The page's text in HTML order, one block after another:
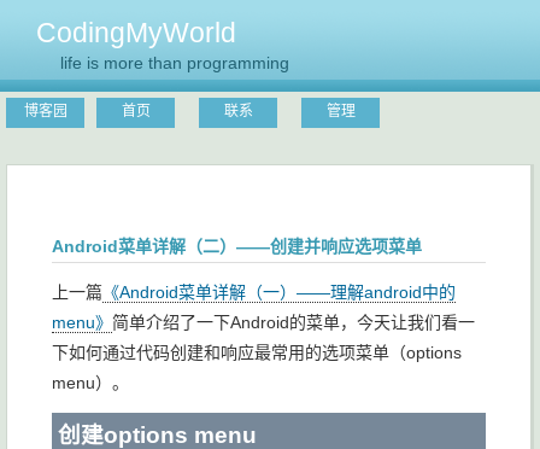
CodingMyWorld
life is more than programming
博客园 首页 联系 管理
Android菜单详解（二）——创建并响应选项菜单
上一篇 《Android菜单详解（一）——理解android中的
menu》 简单介绍了一下Android的菜单，今天让我们看一
下如何通过代码创建和响应最常用的选项菜单（options
menu）。
创建options menu